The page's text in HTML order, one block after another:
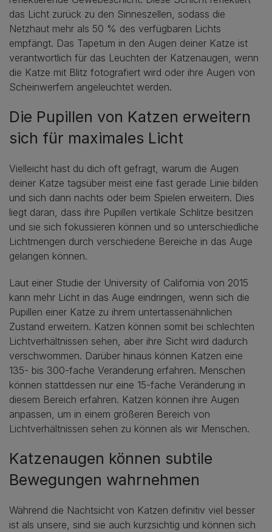
das Licht zurück zu den Sinneszellen, sodass die
Netzhaut mehr als 50 % des verfügbaren Lichts
empfängt. Das Tapetum in den Augen deiner Katze ist
verantwortlich für das Leuchten der Katzenaugen, wenn
die Katze mit Blitz fotografiert wird oder ihre Augen von
Scheinwerfern angeleuchtet werden.
Die Pupillen von Katzen erweitern
sich für maximales Licht
Vielleicht hast du dich oft gefragt, warum die Augen
deiner Katze tagsüber meist eine fast gerade Linie bilden
und sich dann nachts oder beim Spielen erweitern. Dies
liegt daran, dass ihre Pupillen vertikale Schlitze besitzen
und sie sich fokussieren können und so unterschiedliche
Lichtmengen durch verschiedene Bereiche in das Auge
gelangen können.
Laut einer Studie der University of California von 2015
kann mehr Licht in das Auge eindringen, wenn sich die
Pupillen einer Katze zu ihrem untertassenähnlichen
Zustand erweitern. Katzen können somit bei schlechten
Lichtverhältnissen sehen, aber ihre Sicht wird dadurch
verschwommen. Darüber hinaus können Katzen eine
135- bis 300-fache Veränderung erfahren. Menschen
können stattdessen nur eine 15-fache Veränderung in
diesem Bereich erfahren. Katzen können ihre Augen
anpassen, um in einem größeren Bereich von
Lichtverhältnissen sehen zu können als wir Menschen.
Katzenaugen können subtile
Bewegungen wahrnehmen
Während die Nachtsicht von Katzen definitiv viel besser
ist als unsere, sind sie auch kurzsichtig und können sich